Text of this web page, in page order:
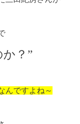
？”
んですよね～